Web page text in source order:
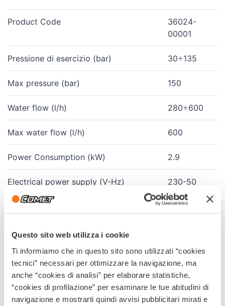
Questo sito web utilizza i cookie
Ti informiamo che in questo sito sono utilizzati “cookies
tecnici” necessari per ottimizzare la navigazione, ma
anche “cookies di analisi” per elaborare statistiche,
“cookies di profilazione” per esaminare le tue abitudini di
navigazione e mostrarti quindi avvisi pubblicitari mirati e
Product Code
36024-
00001
Pressione di esercizio (bar) 30÷135
Max pressure (bar) 150
Water flow (l/h) 280÷600
Max water flow (l/h) 600
Power Consumption (kW) 2.9
Electrical power supply (V-Hz) 230-50
Motorpump/RPM
ZW-K /
Inlet water temperature (°C) 60
High pressure hose (m) 10